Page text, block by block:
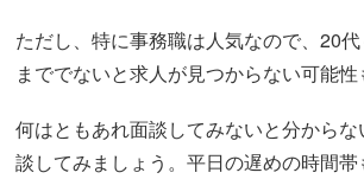
ただし、特に事務職は人気なので、20
まででないと求人が見つからない可能性
何はともあれ面談してみないと分から
談してみましょう。平日の遅めの時間帯